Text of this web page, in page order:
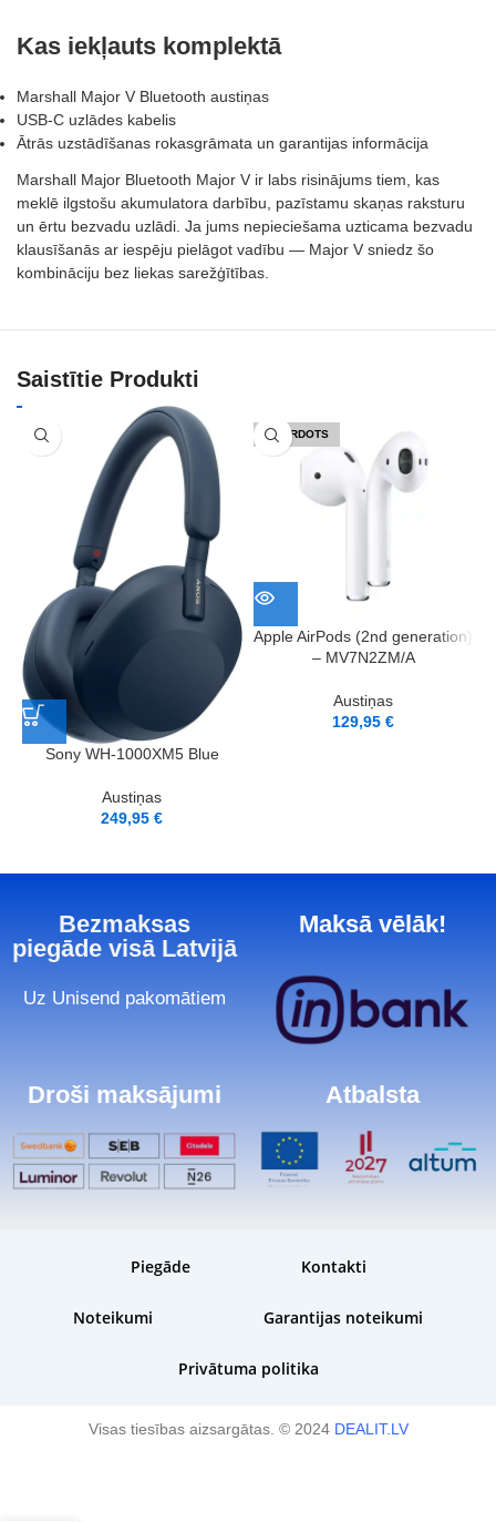
Kas iekļauts komplektā
Marshall Major V Bluetooth austiņas
USB-C uzlādes kabelis
Ātrās uzstādīšanas rokasgrāmata un garantijas informācija
Marshall Major Bluetooth Major V ir labs risinājums tiem, kas
meklē ilgstošu akumulatora darbību, pazīstamu skaņas raksturu
un ērtu bezvadu uzlādi. Ja jums nepieciešama uzticama bezvadu
klausīšanās ar iespēju pielāgot vadību — Major V sniedz šo
kombināciju bez liekas sarežģītības.
Saistītie Produkti
Sony WH-1000XM5 Blue
Austiņas
249,95€
IZPĀRDOTS
Apple AirPods (2nd generation)
– MV7N2ZM/A
Austiņas
129,95€
Bezmaksas
piegāde visā Latvijā
Uz Unisend pakomātiem
Maksā vēlāk!
Droši maksājumi Atbalsta
Piegāde Kontakti
Noteikumi Garantijas noteikumi
Privātuma politika
Visas tiesības aizsargātas. © 2024 DEALIT.LV